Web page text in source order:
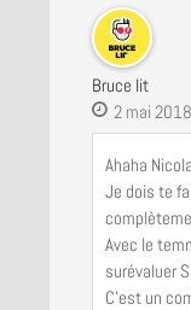
Bruce lit
2 mai
Ahaha
Je dois te
Avec le
surévaluer
C’est un